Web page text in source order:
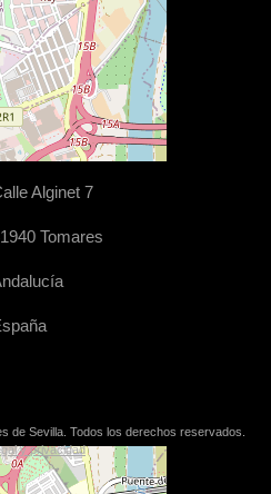
Alginet 7
Tomares
de Sevilla. Todos los derechos reservados.
y privacidad